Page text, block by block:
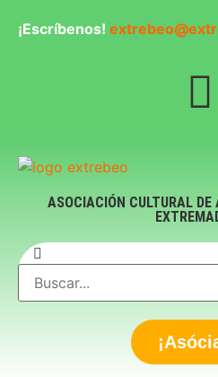
¡Escríbenos!
ASOCIACIÓN CULTURAL DE